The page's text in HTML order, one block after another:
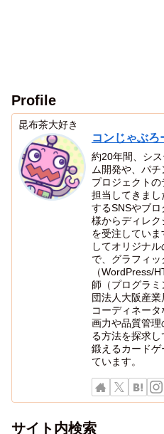
Profile
昆布茶大好き
コンじゃぶろ
約20年間、シ
ム開発や、パ
プロジェクト
担当してきま
するSNSやブ
様からディレ
を受注してい
してオリジナ
で、グラフィ
（WordPress/
師（プログラ
団法人大阪産
コーディネー
画力や品質管
る方法を探求
鍛えるカードゲ
ています。
サイト内検索